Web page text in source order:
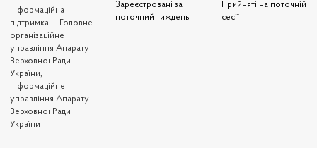
Iнформаційна
підтримка — Головне
організаційне
управління Апарату
Верховної Ради
України,
Інформаційне
управління Апарату
Верховної Ради
України
Зареєстровані за
поточний тиждень
Прийняті на поточній
сесії